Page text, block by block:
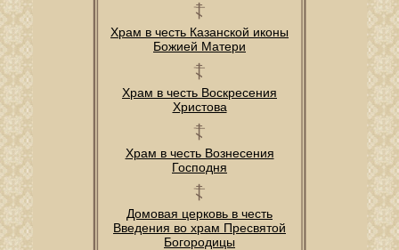
Храм в честь Казанской иконы
Божией Матери
Храм в честь Воскресения
Христова
Храм в честь Вознесения
Господня
Домовая церковь в честь
Введения во храм Пресвятой
Богородицы